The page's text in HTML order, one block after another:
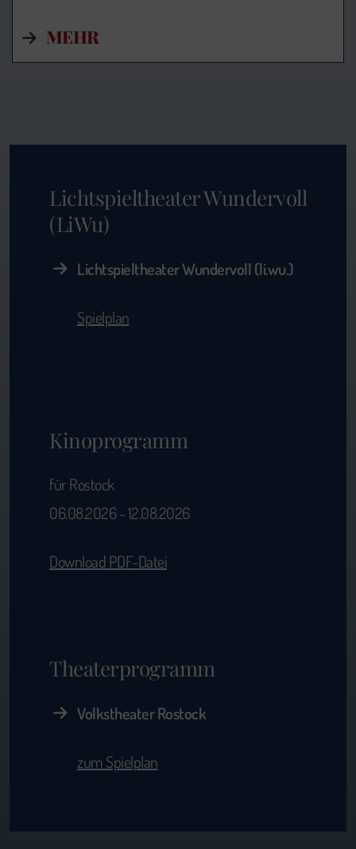
MEHR
Lichtspieltheater Wundervoll
(LiWu)
Lichtspieltheater Wundervoll (li.wu.)
Spielplan
Kinoprogramm
für Rostock
06.08.2026 - 12.08.2026
Download PDF-Datei
Theaterprogramm
Volkstheater Rostock
zum Spielplan